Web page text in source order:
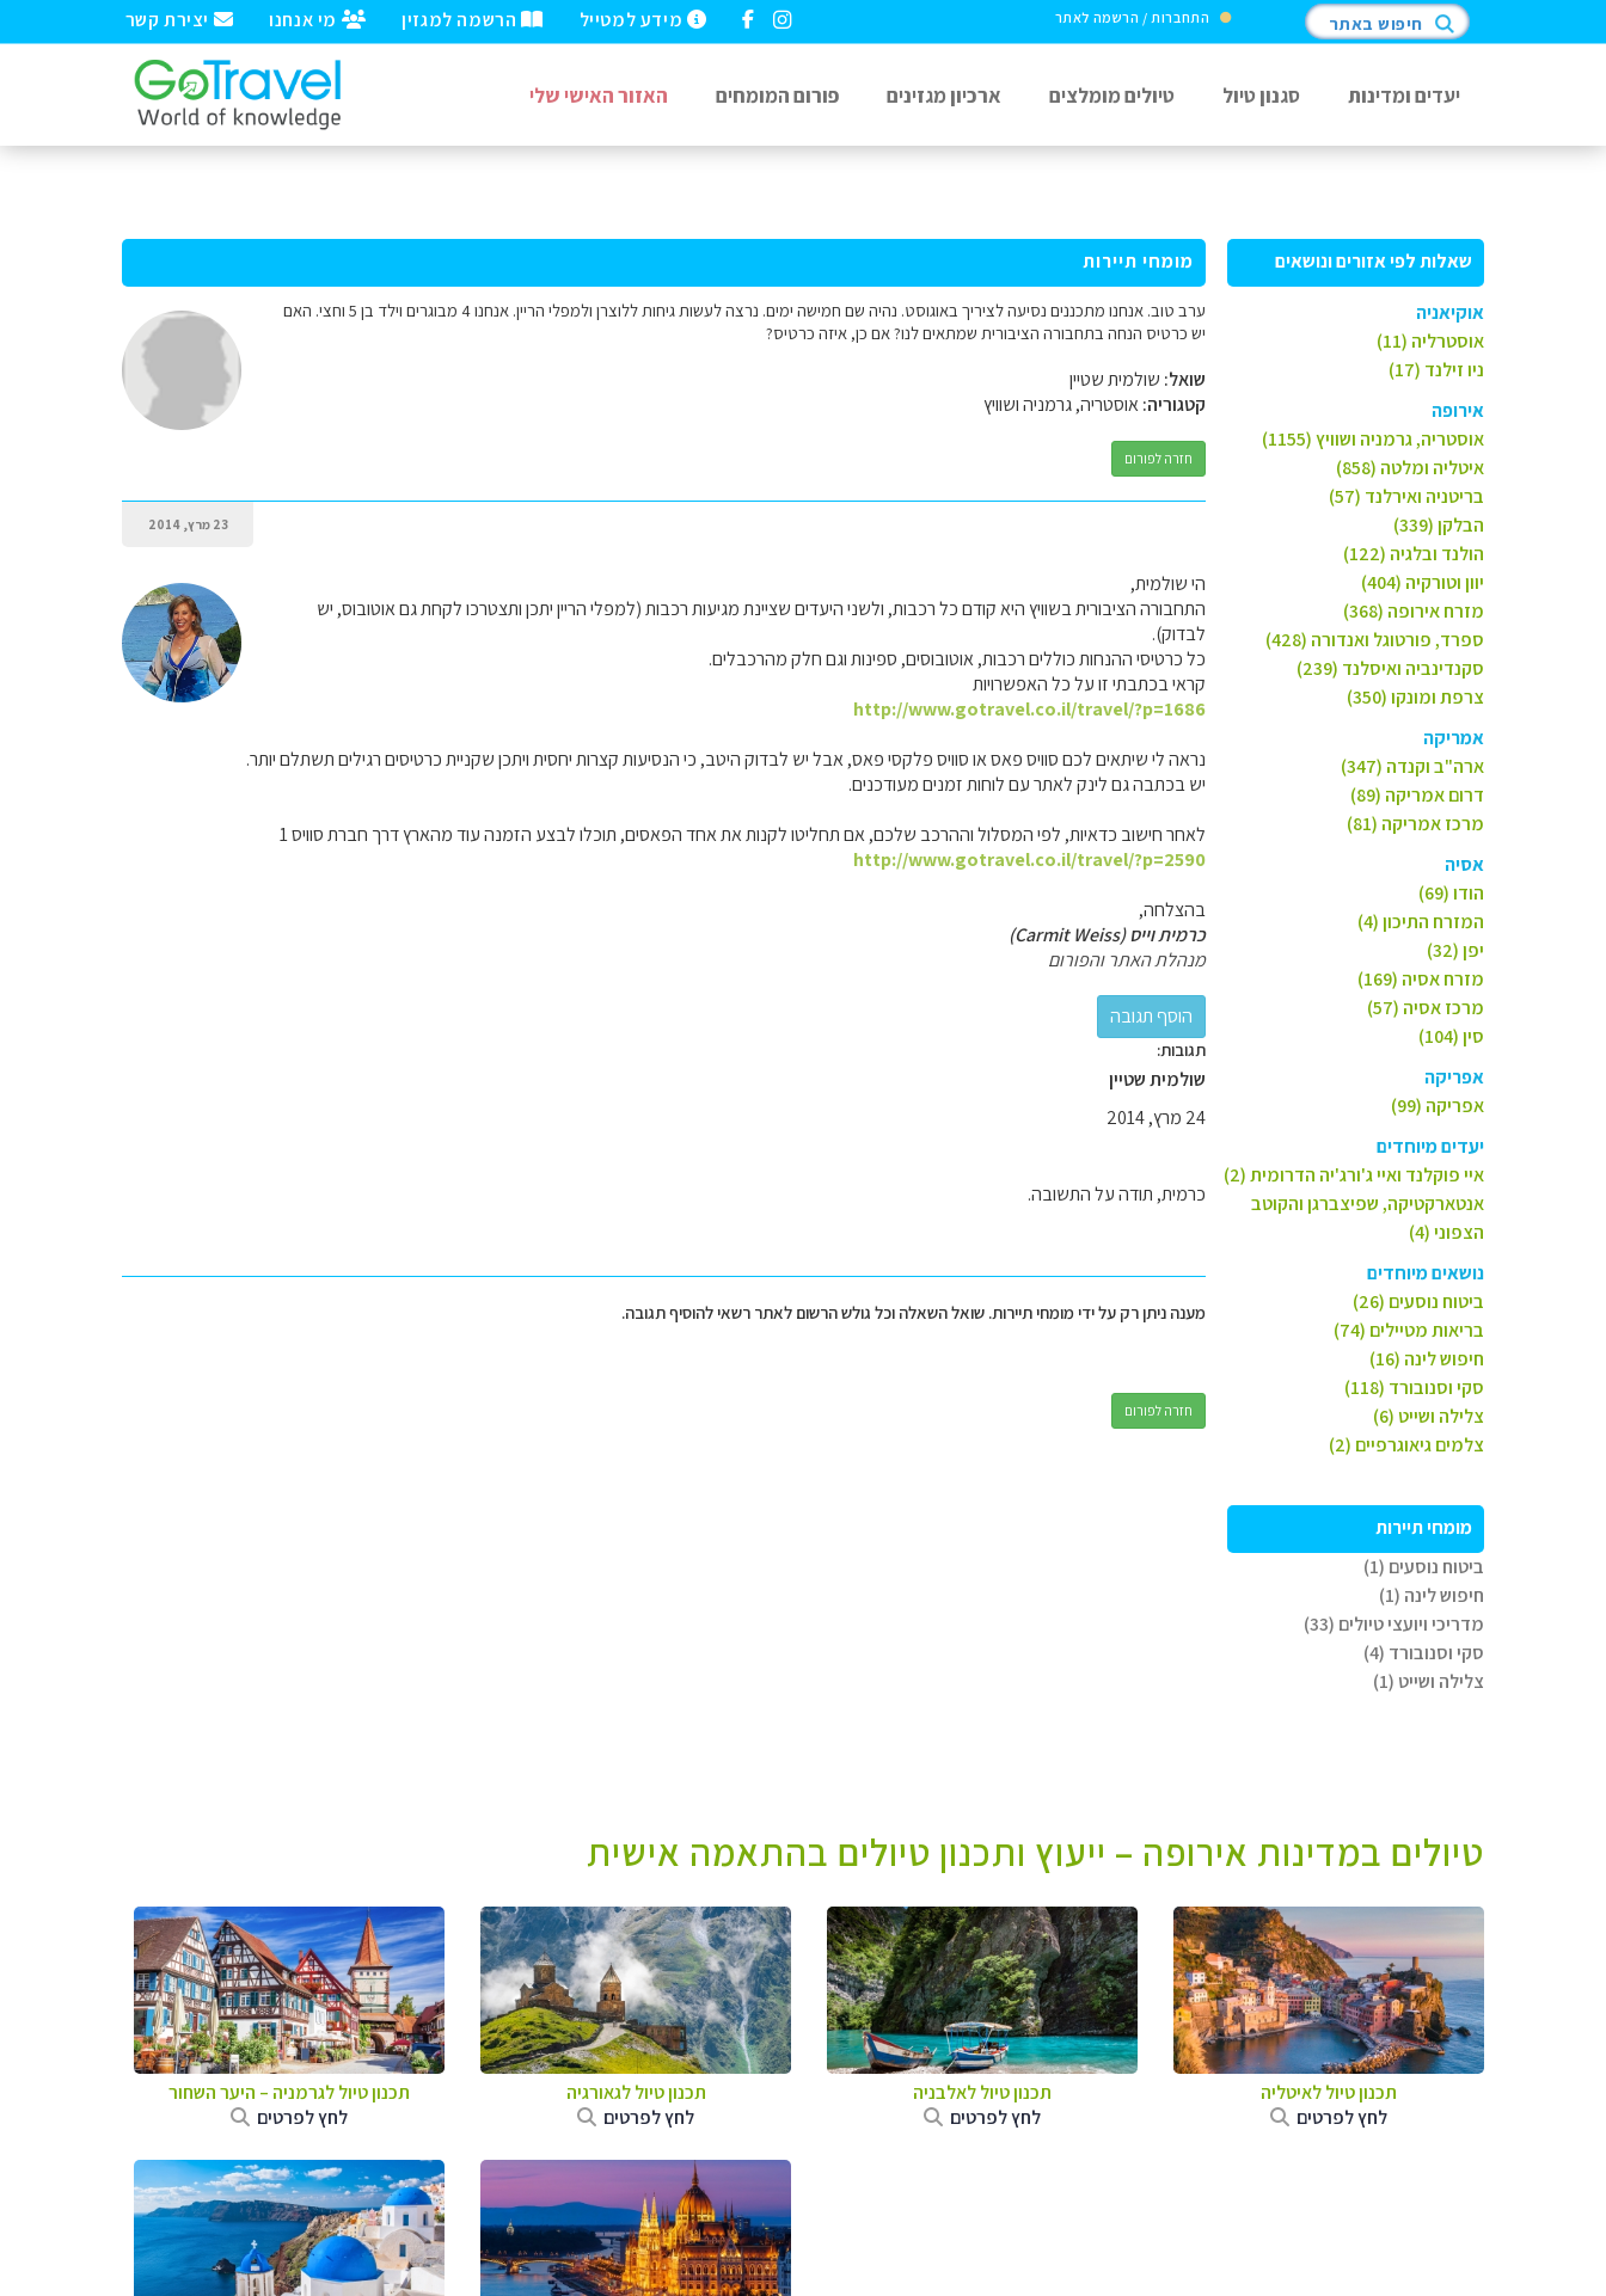
יצירת קשר מי אנחנו הרשמה למגזין מידע למטייל התחברות / הרשמה לאתר חיפוש באתר
יעדים ומדינות סגנון טיול טיולים מומלצים ארכיון מגזינים פורום המומחים האזור האישי שלי
שאלות לפי אזורים ונושאים
אוקיאניה
אוסטרליה (11)
ניו זילנד (17)
אירופה
אוסטריה, גרמניה ושוויץ (1155)
איטליה ומלטה (858)
בריטניה ואירלנד (57)
הבלקן (339)
הולנד ובלגיה (122)
יוון וטורקיה (404)
מזרח אירופה (368)
ספרד, פורטוגל ואנדורה (428)
סקנדינביה ואיסלנד (239)
צרפת ומונקו (350)
אמריקה
ארה"ב וקנדה (347)
דרום אמריקה (89)
מרכז אמריקה (81)
אסיה
הודו (69)
המזרח התיכון (4)
יפן (32)
מזרח אסיה (169)
מרכז אסיה (57)
סין (104)
אפריקה
אפריקה (99)
יעדים מיוחדים
איי פוקלנד ואיי ג'ורג'יה הדרומית (2)
אנטארקטיקה, שפיצברגן והקוטב
הצפוני (4)
נושאים מיוחדים
ביטוח נוסעים (26)
בריאות מטיילים (74)
חיפוש לינה (16)
סקי וסנובורד (118)
צלילה ושייט (6)
צלמים גיאוגרפיים (2)
מומחי תיירות
ביטוח נוסעים (1)
חיפוש לינה (1)
מדריכי ויועצי טיולים (33)
סקי וסנובורד (4)
צלילה ושייט (1)
מומחי תיירות
ערב טוב. אנחנו מתכננים נסיעה לציריך באוגוסט. נהיה שם חמישה ימים. נרצה לעשות גיחות ללוצרן ולמפלי הריין. אנחנו 4 מבוגרים וילד בן 5 וחצי. האם
יש כרטיס הנחה בתחבורה הציבורית שמתאים לנו? אם כן, איזה כרטיס?
שואל: שולמית שטיין
קטגוריה:אוסטריה, גרמניה ושוויץ
חזרה לפורום
23 מרץ, 2014
הי שולמית,
התחבורה הציבורית בשוויץ היא קודם כל רכבות, ולשני היעדים שציינת מגיעות רכבות (למפלי הריין יתכן ותצטרכו לקחת גם אוטובוס, יש
לבדוק).
כל כרטיסי ההנחות כוללים רכבות, אוטובוסים, ספינות וגם חלק מהרכבלים.
קראי בכתבתי זו על כל האפשרויות
http://www.gotravel.co.il/travel/?p=1686
נראה לי שיתאים לכם סוויס פאס או סוויס פלקסי פאס, אבל יש לבדוק היטב, כי הנסיעות קצרות יחסית ויתכן שקניית כרטיסים רגילים תשתלם יותר.
יש בכתבה גם לינק לאתר עם לוחות זמנים מעודכנים.
לאחר חישוב כדאיות, לפי המסלול וההרכב שלכם, אם תחליטו לקנות את אחד הפאסים, תוכלו לבצע הזמנה עוד מהארץ דרך חברת סוויס 1
http://www.gotravel.co.il/travel/?p=2590
בהצלחה,
כרמית וייס (Carmit Weiss)
מנהלת האתר והפורום
תגובות:
שולמית שטיין
24 מרץ, 2014
כרמית, תודה על התשובה.
מענה ניתן רק על ידי מומחי תיירות. שואל השאלה וכל גולש הרשום לאתר רשאי להוסיף תגובה.
חזרה לפורום
טיולים במדינות אירופה – ייעוץ ותכנון טיולים בהתאמה אישית
תכנון טיול לאיטליה
לחץ לפרטים
תכנון טיול לאלבניה
לחץ לפרטים
תכנון טיול לגאורגיה
לחץ לפרטים
תכנון טיול לגרמניה – היער השחור
לחץ לפרטים